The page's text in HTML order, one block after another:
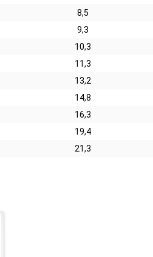
8,5
9,3
10,3
11,3
13,2
14,8
16,3
19,4
21,3